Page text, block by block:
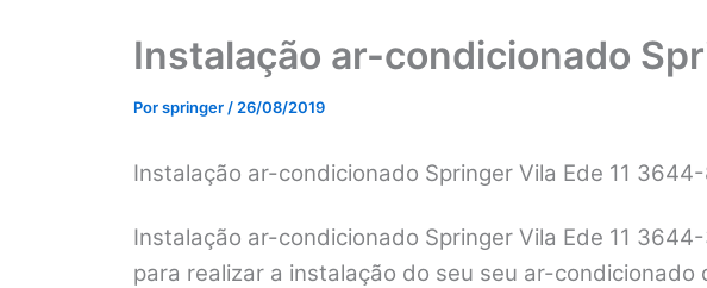
Instalação ar-condicionado
Porspringer / 26/08/2019
Instalação ar-condicionado Springer Vila Ede 11
Instalação ar-condicionado Springer Vila Ede 11
para realizar a instalação do seu seu ar-condicionado